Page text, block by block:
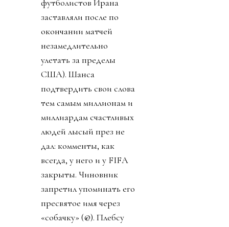
футболистов Ирана
заставляли после по
окончании матчей
незамедлительно
улетать за пределы
США). Шанса
подтвердить свои слова
тем самым миллионам и
миллиардам счастливых
людей лысый през не
дал: комменты, как
всегда, у него и у FIFA
закрыты. Чиновник
запретил упоминать его
пресвятое имя через
«собачку» (@). Плебсу